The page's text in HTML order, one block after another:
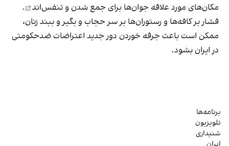
مکان‌های مورد علاقه جوان‌ها برای جمع شدن و تنفس‌اند
.
فشار بر کافه‌ها و رستوران‌ها بر سر حجاب و بگیر و ببند زنان،
ممکن است باعث جرقه خوردن دور جدید اعتراضات ضدحکومتی
در ایران بشود.
برنامه‌ها
تلویزیون
شنیداری